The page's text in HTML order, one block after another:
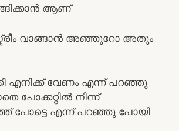
ആണ്
വാങ്ങാൻ അഞ്ഞൂറോ അതും
എനിക്ക് വേണം എന്ന് പറഞ്ഞു
പോക്കറ്റിൽ നിന്ന്
പോട്ടെ എന്ന് പറഞ്ഞു പോയി